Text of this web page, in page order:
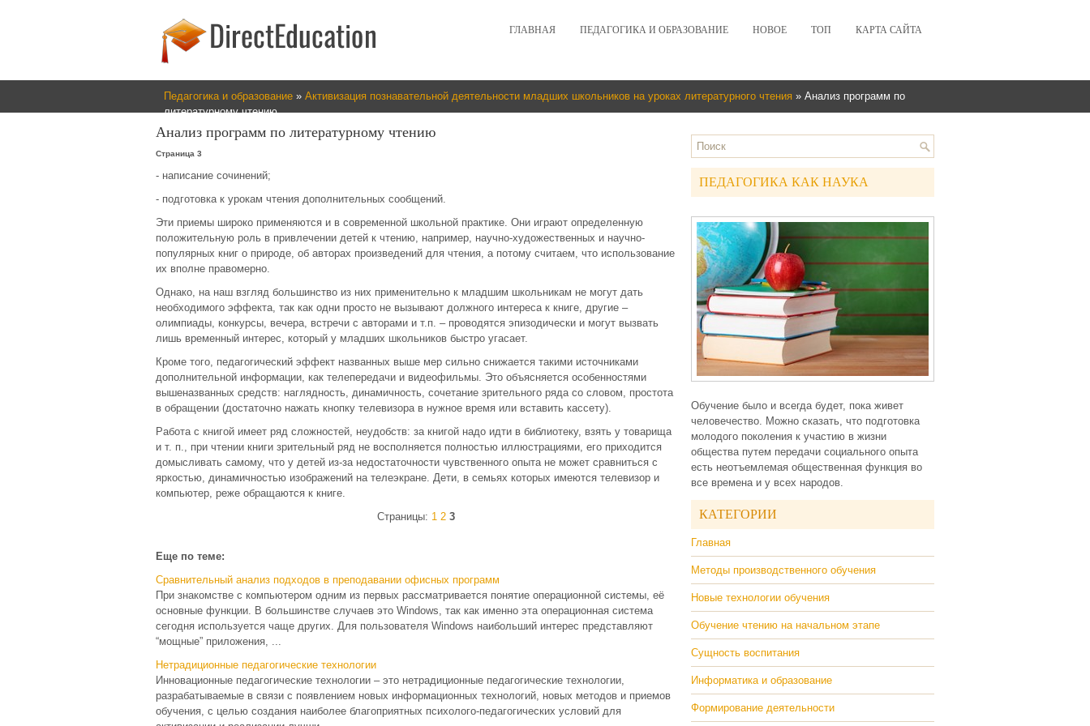
ГЛАВНАЯ ПЕДАГОГИКА И ОБРАЗОВАНИЕ НОВОЕ ТОП КАРТА САЙТА
Педагогика и образование » Активизация познавательной деятельности младших школьников на уроках литературного чтения » Анализ программ по
литературному чтению
Анализ программ по литературному чтению
Страница 3
- написание сочинений;
- подготовка к урокам чтения дополнительных сообщений.
Эти приемы широко применяются и в современной школьной практике. Они играют определенную
положительную роль в привлечении детей к чтению, например, научно-художественных и научно-
популярных книг о природе, об авторах произведений для чтения, а потому считаем, что использование
их вполне правомерно.
Однако, на наш взгляд большинство из них применительно к младшим школьникам не могут дать
необходимого эффекта, так как одни просто не вызывают должного интереса к книге, другие –
олимпиады, конкурсы, вечера, встречи с авторами и т.п. – проводятся эпизодически и могут вызвать
лишь временный интерес, который у младших школьников быстро угасает.
Кроме того, педагогический эффект названных выше мер сильно снижается такими источниками
дополнительной информации, как телепередачи и видеофильмы. Это объясняется особенностями
вышеназванных средств: наглядность, динамичность, сочетание зрительного ряда со словом, простота
в обращении (достаточно нажать кнопку телевизора в нужное время или вставить кассету).
Работа с книгой имеет ряд сложностей, неудобств: за книгой надо идти в библиотеку, взять у товарища
и т. п., при чтении книги зрительный ряд не восполняется полностью иллюстрациями, его приходится
домысливать самому, что у детей из-за недостаточности чувственного опыта не может сравниться с
яркостью, динамичностью изображений на телеэкране. Дети, в семьях которых имеются телевизор и
компьютер, реже обращаются к книге.
Страницы: 1 2 3
Еще по теме:
Сравнительный анализ подходов в преподавании офисных программ
При знакомстве с компьютером одним из первых рассматривается понятие операционной системы, её
основные функции. В большинстве случаев это Windows, так как именно эта операционная система
сегодня используется чаще других. Для пользователя Windows наибольший интерес представляют
“мощные” приложения, ...
Нетрадиционные педагогические технологии
Инновационные педагогические технологии – это нетрадиционные педагогические технологии,
разрабатываемые в связи с появлением новых информационных технологий, новых методов и приемов
обучения, с целью создания наиболее благоприятных психолого-педагогических условий для
ПЕДАГОГИКА КАК НАУКА
Обучение было и всегда будет, пока живет
человечество. Можно сказать, что подготовка
молодого поколения к участию в жизни
общества путем передачи социального опыта
есть неотъемлемая общественная функция во
все времена и у всех народов.
КАТЕГОРИИ
Главная
Методы производственного обучения
Новые технологии обучения
Обучение чтению на начальном этапе
Сущность воспитания
Информатика и образование
Формирование деятельности